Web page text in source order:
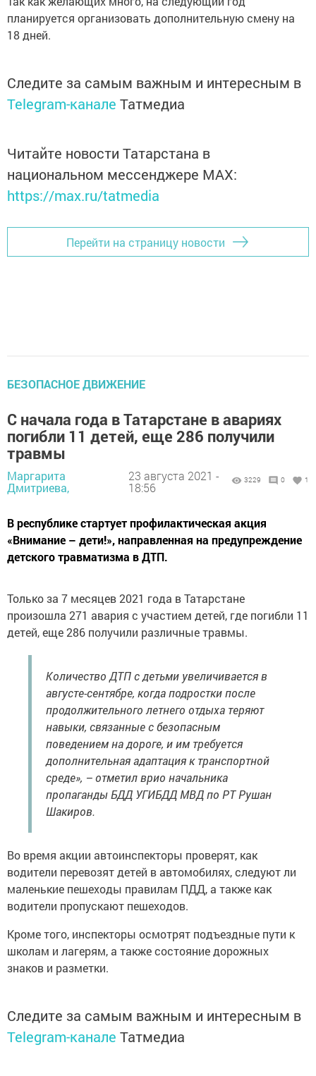
планируется организовать дополнительную смену на
18 дней.
Следите за самым важным и интересным в
Telegram-канале Татмедиа
Читайте новости Татарстана в
национальном мессенджере MАХ:
https://max.ru/tatmedia
Перейти на страницу новости
БЕЗОПАСНОЕ ДВИЖЕНИЕ
С начала года в Татарстане в авариях
погибли 11 детей, еще 286 получили
травмы
Маргарита
Дмитриева,
23 августа 2021 -
18:56
3229 0 1
В республике стартует профилактическая акция
«Внимание – дети!», направленная на предупреждение
детского травматизма в ДТП.
Только за 7 месяцев 2021 года в Татарстане
произошла 271 авария с участием детей, где погибли 11
детей, еще 286 получили различные травмы.
Количество ДТП с детьми увеличивается в
августе-сентябре, когда подростки после
продолжительного летнего отдыха теряют
навыки, связанные с безопасным
поведением на дороге, и им требуется
дополнительная адаптация к транспортной
среде», – отметил врио начальника
пропаганды БДД УГИБДД МВД по РТ Рушан
Шакиров.
Во время акции автоинспекторы проверят, как
водители перевозят детей в автомобилях, следуют ли
маленькие пешеходы правилам ПДД, а также как
водители пропускают пешеходов.
Кроме того, инспекторы осмотрят подъездные пути к
школам и лагерям, а также состояние дорожных
знаков и разметки.
Следите за самым важным и интересным в
Telegram-канале Татмедиа